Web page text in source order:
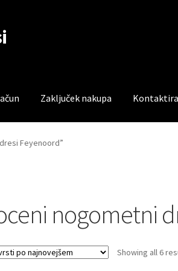
Zaključek nakupa
Trgovina Zaključek nakupa
Feyenoord”
nogometni
Showing all 6